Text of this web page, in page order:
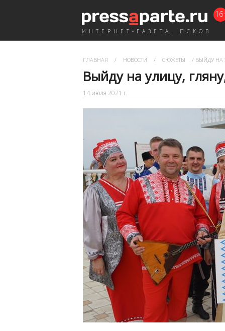
ИНТЕРНЕТ-ГАЗЕТА. ПСКОВ
ГЛАВНАЯ / НОВОСТИ / СЮЖЕТЫ / ВЫЙДУ НА
Выйду на улицу,
14 июля 2021 г.